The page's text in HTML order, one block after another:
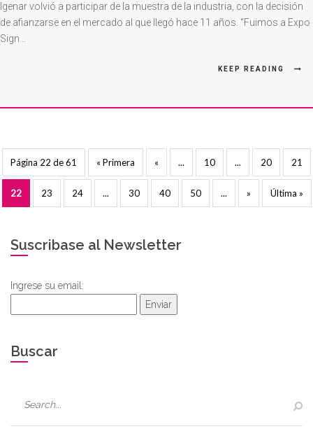
Igenar volvió a participar de la muestra de la industria, con la decisión
de afianzarse en el mercado al que llegó hace 11 años. “Fuimos a Expo
Sign…
KEEP READING
Página 22 de 61 « Primera « ... 10 ... 20 21
22 23 24 ... 30 40 50 ... » Última »
Suscribase al Newsletter
Ingrese su email:
Enviar
Buscar